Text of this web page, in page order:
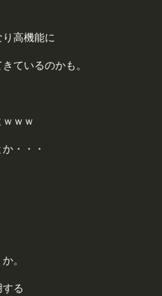
高機能に
ているのかも。
ｗｗ
・・・
。
る